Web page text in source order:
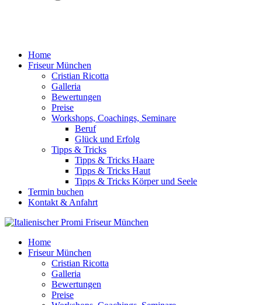
Home
Friseur München
Cristian Ricotta
Galleria
Bewertungen
Preise
Workshops, Coachings, Seminare
Beruf
Glück und Erfolg
Tipps & Tricks
Tipps & Tricks Haare
Tipps & Tricks Haut
Tipps & Tricks Körper und Seele
Termin buchen
Kontakt & Anfahrt
Home
Friseur München
Cristian Ricotta
Galleria
Bewertungen
Preise